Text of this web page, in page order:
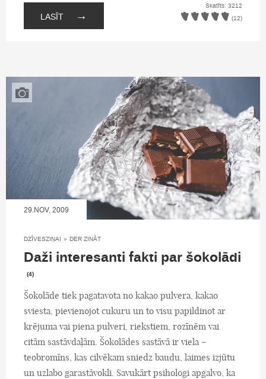
LASĪT →
Skatīts: 3212
(12)
29.NOV, 2009
DZĪVESZIŅAI » DER ZINĀT
Daži interesanti fakti par šokolādi
(4)
Šokolāde tiek pagatavota no kakao pulvera, kakao
sviesta, pievienojot cukuru un to visu papildinot ar
krējuma vai piena pulveri, riekstiem, rozīnēm vai
citām sastāvdaļām. Šokolādes sastāvā ir viela –
teobromīns, kas cilvēkam sniedz baudu, laimes izjūtu
un uzlabo garastāvokli. Savukārt psihologi apgalvo, ka